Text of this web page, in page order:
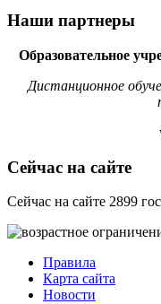
Наши партнеры
Образовательное
Дистанционное
Сейчас на сайте
Сейчас на сайте 2899
Правила
Карта сайта
Новости